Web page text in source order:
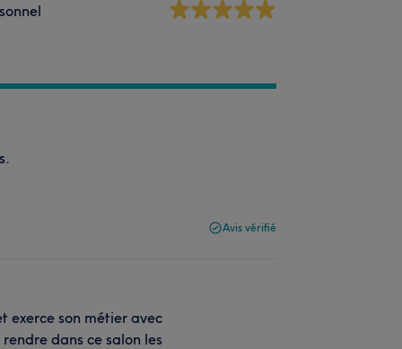
Avis vérifié
exerce son métier avec
dans ce salon les